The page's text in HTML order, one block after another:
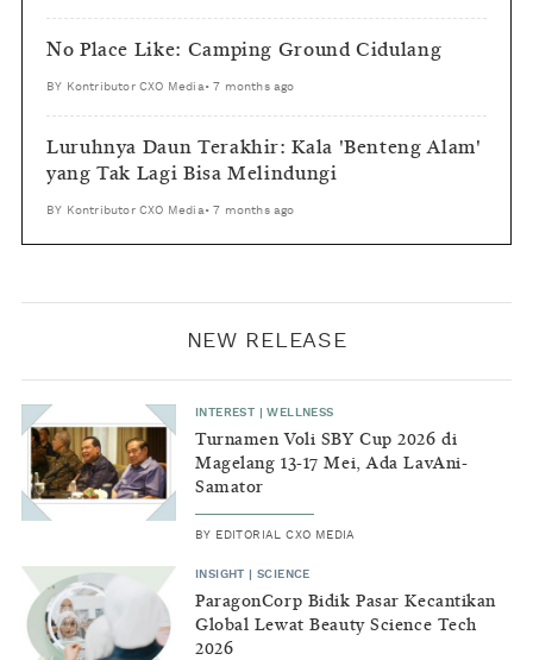
No Place Like: Camping Ground Cidulang
BY Kontributor CXO Media•7 months ago
Luruhnya Daun Terakhir: Kala 'Benteng Alam'
yang Tak Lagi Bisa Melindungi
BY Kontributor CXO Media•7 months ago
NEW RELEASE
INTEREST |WELLNESS
Turnamen Voli SBY Cup 2026 di
Magelang 13-17 Mei, Ada LavAni-
Samator
BY EDITORIAL CXO MEDIA
INSIGHT |SCIENCE
ParagonCorp Bidik Pasar Kecantikan
Global Lewat Beauty Science Tech
2026